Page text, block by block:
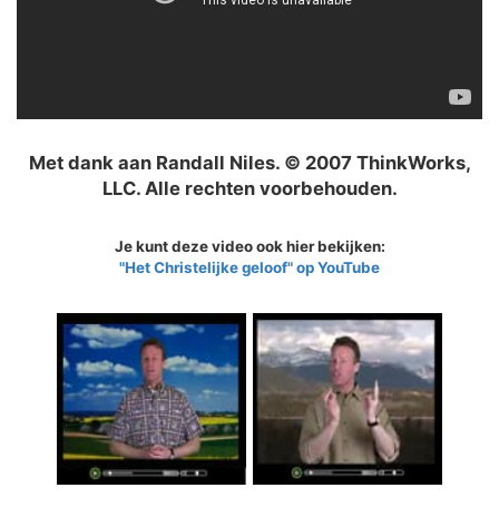
Met dank aan Randall Niles. © 2007 ThinkWorks,
LLC. Alle rechten voorbehouden.
Je kunt deze video ook hier bekijken:
"Het Christelijke geloof" op YouTube